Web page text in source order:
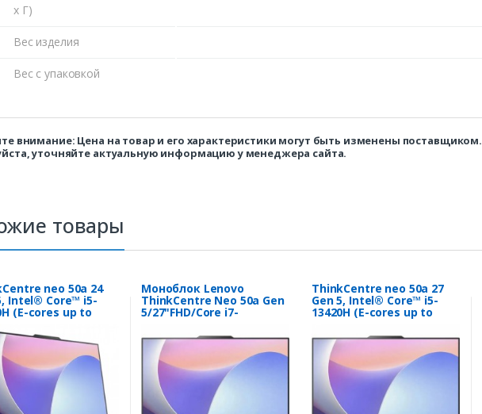
х Г)
Вес изделия
Вес с упаковкой
внимание: Цена на товар и его характеристики могут быть изменены поставщиком.
уточняйте актуальную информацию у менеджера сайта.
товары
neo 50a 24
Intel® Core™ i5-
(E-cores up to
12MB), W11P64
(ThinkCentre
24 Gen 5, Intel®
i5-13420H (E-cores
12MB),
RUS, 16.0)
Моноблок Lenovo
ThinkCentre Neo 50a Gen
5/27"FHD/Core i7-
Pro (12SB0013RU)
ThinkCentre neo 50a 27
Gen 5, Intel® Core™ i5-
13420H (E-cores up to
3.40GHz, 12MB), W11P64
RUS, 16.0 (ThinkCentre
neo 50a 27 Gen 5, Intel®
Core™ i5-13420H (E-cores
up to 3.40GHz, 12MB),
W11P64 RUS, 16.0)